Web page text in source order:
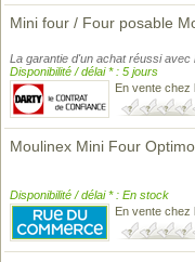
Mini four / Four posable
La garantie d'un achat réussi avec
Disponibilité / délai * : 5 jours
En vente chez
Moulinex Mini Four
Disponibilité / délai * : En stock
En vente chez